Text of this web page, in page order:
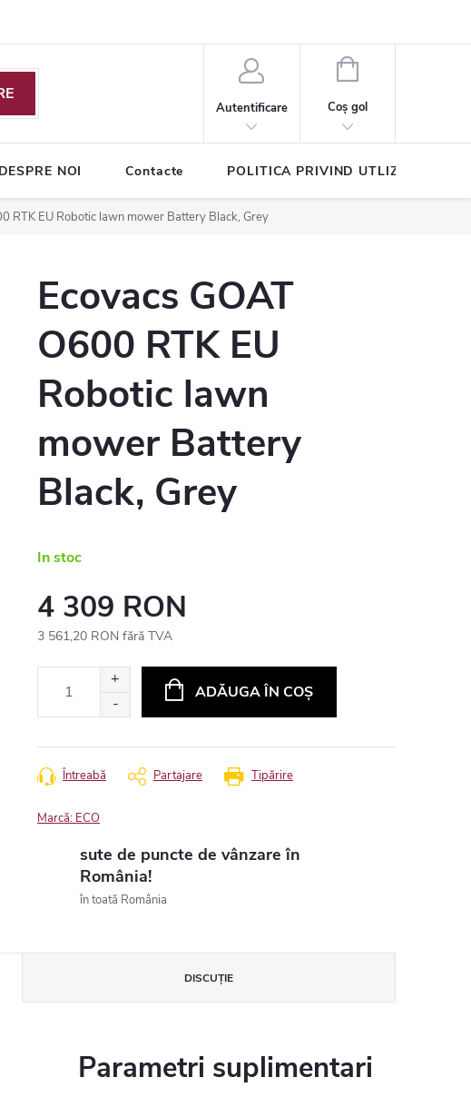
Autentificare
COŞ
CUMPĂRĂTURI
Coş gol
DESPRE NOI Contacte POLITICA PRIVIND UTLIZAREA
RTK EU Robotic lawn mower Battery Black, Grey
Ecovacs GOAT
O600 RTK EU
Robotic lawn
mower Battery
Black, Grey
In stoc
4 309 RON
3 561,20 RON fără TVA
ADĂUGA ÎN COŞ
Tipărire
Întreabă Partajare
Marcă: ECO
sute de puncte de vânzare în
România!
în toată România
DISCUŢIE
Parametri suplimentari